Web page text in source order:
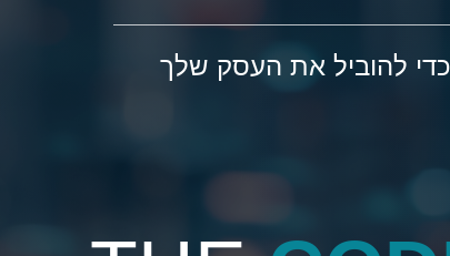
להוביל את העסק שלך